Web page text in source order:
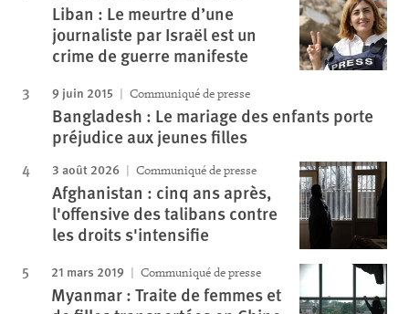
Liban : Le meurtre d’une
journaliste par Israël est un
crime de guerre manifeste
9 juin 2015 Communiqué de presse
Bangladesh : Le mariage des enfants porte
préjudice aux jeunes filles
3 août 2026 Communiqué de presse
Afghanistan : cinq ans après,
l'offensive des talibans contre
les droits s'intensifie
21 mars 2019 Communiqué de presse
Myanmar : Traite de femmes et